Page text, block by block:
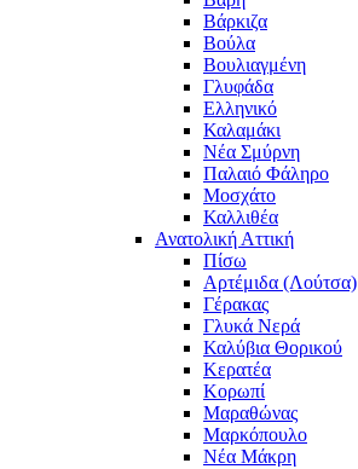
Βάρκιζα
Βούλα
Βουλιαγμένη
Γλυφάδα
Ελληνικό
Καλαμάκι
Νέα Σμύρνη
Παλαιό Φάληρο
Μοσχάτο
Καλλιθέα
Ανατολική Αττική
Πίσω
Αρτέμιδα (Λούτσα)
Γέρακας
Γλυκά Νερά
Καλύβια Θορικού
Κερατέα
Κορωπί
Μαραθώνας
Μαρκόπουλο
Νέα Μάκρη